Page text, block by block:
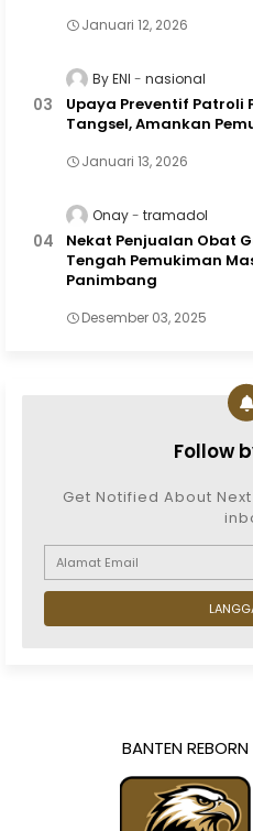
Januari 12, 2026
By ENI nasional
Upaya Preventif Patroli
Tangsel, Amankan
Januari 13, 2026
Onay tramadol
Nekat Penjualan Obat
Tengah Pemukiman
Panimbang
Desember 03, 2025
Follow
Get Notified About
BANTEN REBORN